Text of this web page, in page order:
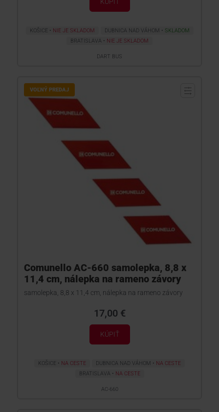
KOŠICE NIE JE SKLADOM DUBNICA NAD VÁHOM
SKLADOM
BRATISLAVA
NIE JE SKLADOM
DART BUS
VOĽNÝ PREDAJ
Comunello AC-660 samolepka, 8,8 x
11,4 cm, nálepka na rameno závory
samolepka, 8,8 x 11,4 cm, nálepka na rameno závory
17,00 €
KÚPIŤ
KOŠICE NA CESTE DUBNICA NAD VÁHOM
NA CESTE
BRATISLAVA
NA CESTE
AC-660